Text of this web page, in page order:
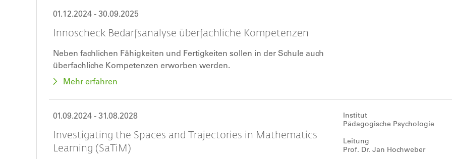
01.12.2024 - 30.09.2025
Innoscheck Bedarfsanalyse überfachliche Kompetenzen
Neben fachlichen Fähigkeiten und Fertigkeiten sollen in der Schule auch
überfachliche Kompetenzen erworben werden.
Mehr erfahren
01.09.2024 - 31.08.2028
Investigating the Spaces and Trajectories in Mathematics
Learning (SaTiM)
Institut
Pädagogische Psychologie
Leitung
Prof. Dr. Jan Hochweber